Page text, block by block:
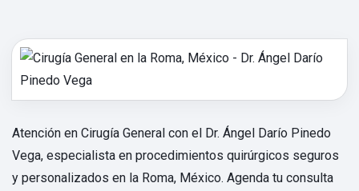
Atención en Cirugía General con el Dr. Ángel Darío Pinedo
Vega, especialista en procedimientos quirúrgicos seguros
y personalizados en la Roma, México. Agenda tu consulta